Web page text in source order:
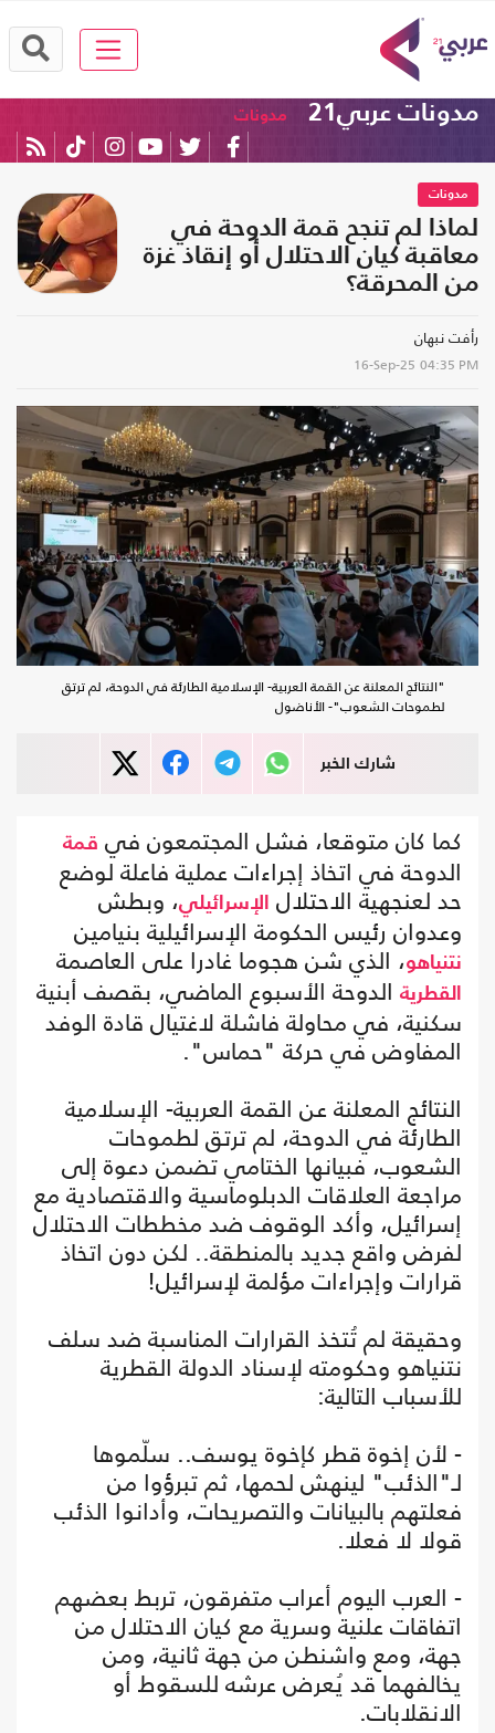
مدونات عربي21 مدونات
مدونات
لماذا لم تنجح قمة الدوحة في
معاقبة كيان الاحتلال أو إنقاذ غزة
من المحرقة؟
رأفت نبهان
16-Sep-25 04:35 PM
"النتائج المعلنة عن القمة العربية- الإسلامية الطارئة في الدوحة، لم ترتق
لطموحات الشعوب"- الأناضول
شارك الخبر
كما كان متوقعا، فشل المجتمعون في قمة
الدوحة في اتخاذ إجراءات عملية فاعلة لوضع
حد لعنجهية الاحتلال الإسرائيلي، وبطش
وعدوان رئيس الحكومة الإسرائيلية بنيامين
نتنياهو، الذي شن هجوما غادرا على العاصمة
القطرية الدوحة الأسبوع الماضي، بقصف أبنية
سكنية، في محاولة فاشلة لاغتيال قادة الوفد
المفاوض في حركة "حماس".
النتائج المعلنة عن القمة العربية- الإسلامية
الطارئة في الدوحة، لم ترتق لطموحات
الشعوب، فبيانها الختامي تضمن دعوة إلى
مراجعة العلاقات الدبلوماسية والاقتصادية مع
إسرائيل، وأكد الوقوف ضد مخططات الاحتلال
لفرض واقع جديد بالمنطقة.. لكن دون اتخاذ
قرارات وإجراءات مؤلمة لإسرائيل!
وحقيقة لم تُتخذ القرارات المناسبة ضد سلف
نتنياهو وحكومته لإسناد الدولة القطرية
للأسباب التالية:
- لأن إخوة قطر كإخوة يوسف.. سلّموها
لـ"الذئب" لينهش لحمها، ثم تبرؤوا من
فعلتهم بالبيانات والتصريحات، وأدانوا الذئب
قولا لا فعلا.
- العرب اليوم أعراب متفرقون، تربط بعضهم
اتفاقات علنية وسرية مع كيان الاحتلال من
جهة، ومع واشنطن من جهة ثانية، ومن
يخالفهما قد يُعرض عرشه للسقوط أو
الانقلابات.